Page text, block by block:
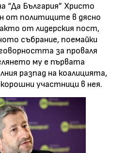
“Да България” Христо
от политиците в дясно
от лидерския пост,
събрание, поемайки
за проваля
му е първата
разпад на коалицията,
участници в нея.